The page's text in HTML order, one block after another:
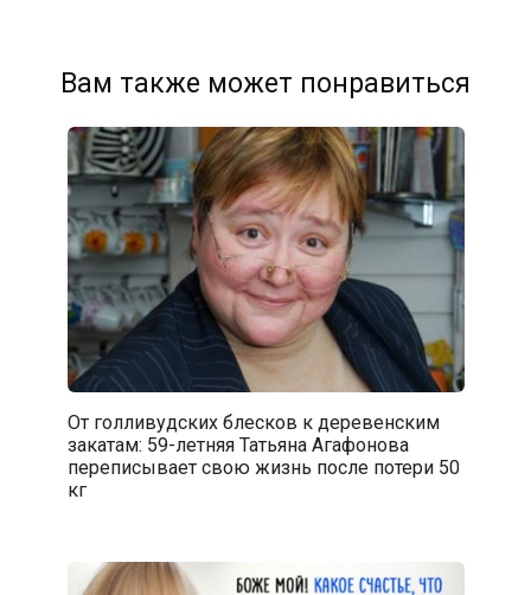
Вам также может понравиться
От голливудских блесков к деревенским
закатам: 59-летняя Татьяна Агафонова
переписывает свою жизнь после потери 50
кг